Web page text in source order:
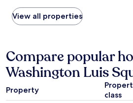
n
,
c
a
n
a
d
n
found
within
the
hours
based
on
a
night
View all properties
Compare popular
Washington Luis
Property
class